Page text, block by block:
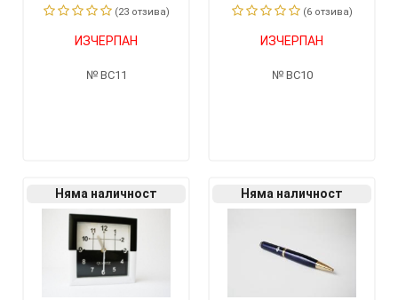
(23 отзивa)
ИЗЧЕРПАН
BC11
(6 отзивa)
ИЗЧЕРПАН
BC10
Няма наличност Няма наличност